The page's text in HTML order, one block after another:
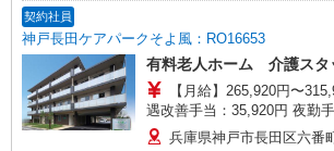
契約社員
神戸長田ケアパークそよ風：RO16653
有料老人ホーム 介護スタ
【月給】265,920円〜315,920円 ▼給
遇改善手当：35,920円 夜勤
分） ※6回目以降は1回6,000円支給 ▼
兵庫県神戸市長田区六番